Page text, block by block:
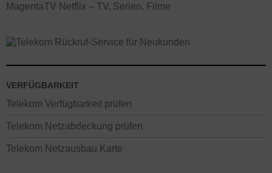
MagentaTV Netflix – TV, Serien, Filme
VERFÜGBARKEIT
Telekom Verfügbarkeit prüfen
Telekom Netzabdeckung prüfen
Telekom Netzausbau Karte